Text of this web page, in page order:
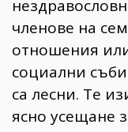
членове на
отношения
социални
са лесни. Те
ясно усещане